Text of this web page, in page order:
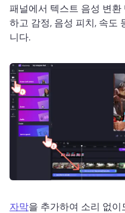
패널에서 텍스트 음성 변
하고 감정, 음성 피치, 속도
니다.
자막을 추가하여 소리 없이